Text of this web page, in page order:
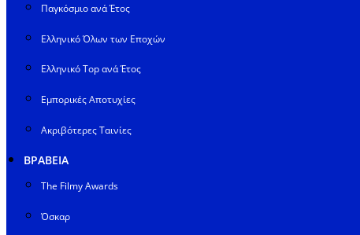
Παγκόσμιο ανά Έτος
Ελληνικό Όλων των Εποχών
Ελληνικό Top ανά Έτος
Εμπορικές Αποτυχίες
Ακριβότερες Ταινίες
ΒΡΑΒΕΙΑ
The Filmy Awards
Όσκαρ